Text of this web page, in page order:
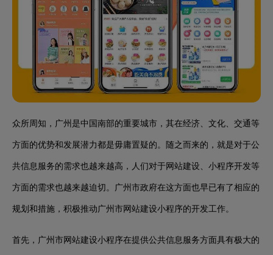
众所周知，广州是中国南部的重要城市，其在经济、文化、交通等
方面的优势和发展潜力都是毋庸置疑的。随之而来的，就是对于公
共信息服务的需求也越来越高，人们对于网站建设、小程序开发等
方面的需求也越来越迫切。广州市政府在这方面也早已有了相应的
规划和措施，积极推动广州市网站建设小程序的开发工作。
首先，广州市网站建设小程序在提供公共信息服务方面具有极大的